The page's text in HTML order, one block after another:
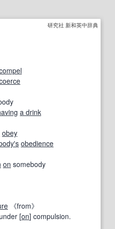
研究社 新和英中辞典
a drink
obey
obedience
on somebody
《from》
under [on] compulsion.